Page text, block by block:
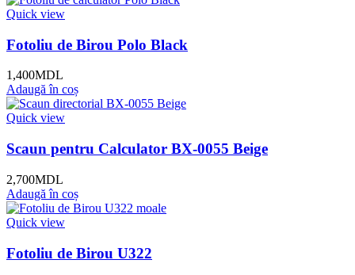
Quick view
Fotoliu de Birou Polo Black
1,400MDL
Adaugă în coș
Quick view
Scaun pentru Calculator BX-0055 Beige
2,700MDL
Adaugă în coș
Quick view
Fotoliu de Birou U322